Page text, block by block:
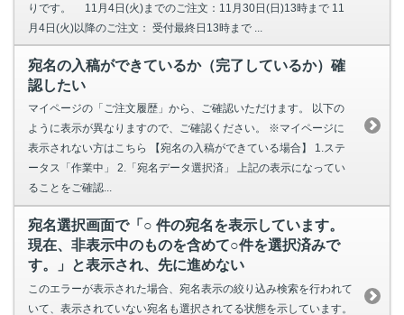
りです。 11月4日(火)までのご注文：11月30日(日)13時まで 11
月4日(火)以降のご注文： 受付最終日13時まで ...
宛名の入稿ができているか（完了しているか）確
認したい
マイページの「ご注文履歴」から、ご確認いただけます。 以下の
ように表示が異なりますので、ご確認ください。 ※マイページに
表示されない方はこちら 【宛名の入稿ができている場合】 1.ステ
ータス「作業中」 2.「宛名データ選択済」 上記の表示になってい
ることをご確認...
宛名選択画面で「○ 件の宛名を表示しています。
現在、非表示中のものを含めて○件を選択済みで
す。」と表示され、先に進めない
このエラーが表示された場合、宛名表示の絞り込み検索を行われて
いて、表示されていない宛名も選択されてる状態を示しています。